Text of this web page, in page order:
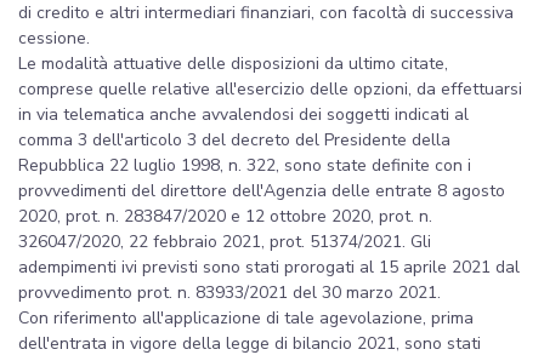
di credito e altri intermediari finanziari, con facoltà di successiva
cessione.
Le modalità attuative delle disposizioni da ultimo citate,
comprese quelle relative all'esercizio delle opzioni, da effettuarsi
in via telematica anche avvalendosi dei soggetti indicati al
comma 3 dell'articolo 3 del decreto del Presidente della
Repubblica 22 luglio 1998, n. 322, sono state definite con i
provvedimenti del direttore dell'Agenzia delle entrate 8 agosto
2020, prot. n. 283847/2020 e 12 ottobre 2020, prot. n.
326047/2020, 22 febbraio 2021, prot. 51374/2021. Gli
adempimenti ivi previsti sono stati prorogati al 15 aprile 2021 dal
provvedimento prot. n. 83933/2021 del 30 marzo 2021.
Con riferimento all'applicazione di tale agevolazione, prima
dell'entrata in vigore della legge di bilancio 2021, sono stati